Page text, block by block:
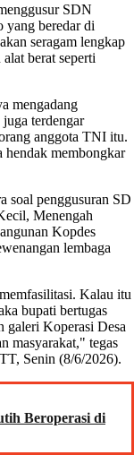
SDN
yang beredar di
seragam lengkap
berat seperti
mengadang
terdengar
anggota TNI itu.
membongkar
soal penggusuran SD
Menengah
Kopdes
lembaga
Kalau itu
bupati bertugas
galeri Koperasi Desa
masyarakat," tegas
Senin (8/6/2026).
Beroperasi di